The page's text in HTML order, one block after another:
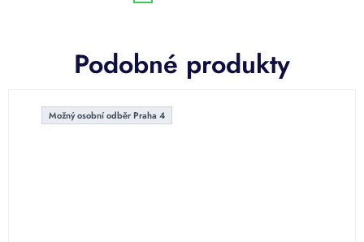
Podobné produkty
Možný osobní odběr Praha 4